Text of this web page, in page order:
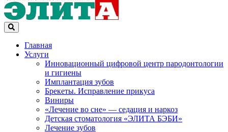
Главная
Услуги
Инновационный цифровой центр пародонтологии
и гигиены
Имплантация зубов
Брекеты. Исправление прикуса
Виниры
«Лечение во сне» — седация и наркоз
Детская стоматология «ЭЛИТА БЭБИ»
Лечение зубов